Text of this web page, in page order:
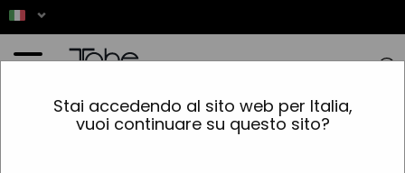
Stai accedendo al sito web per Italia,
vuoi continuare su questo sito?
Capelli »Rifinitura »Spray » Modulo Durata spray Modulo totale